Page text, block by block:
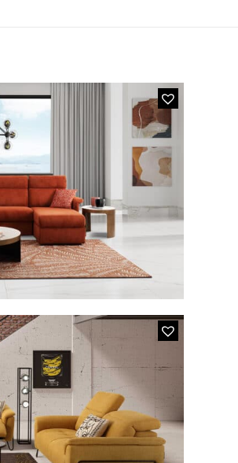
matelas de 17 cm